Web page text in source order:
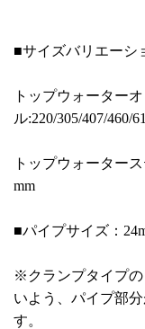
■サイズバリエーシ
トップウォーター
ル:220/305/407/460/
トップウォーター
mm
■パイプサイズ：
※クランプタイプ
いよう、パイプ部
す。